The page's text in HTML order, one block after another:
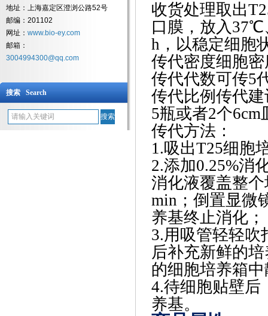
地址：上海嘉定区澄浏公路52号
邮编：201102
网址： www.bio-ey.com
邮箱：
3004994300@qq.com
搜索 Search
收货处理取出
口膜，放入37℃
h，以稳定细胞
传代密度细胞密
传代代数可传5
传代比例 传代建
5瓶或者2个6cm
传代方法：
1.吸出T25细胞
2.添加0.25%消
消化液覆盖整
min；倒置显微
养基终止消化；
3.用吸管轻轻吹
后补充新鲜的
的细胞培养箱
4.待细胞贴壁后
养基。